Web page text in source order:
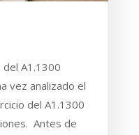
A1.1300
vez analizado el
del A1.1300
Antes de